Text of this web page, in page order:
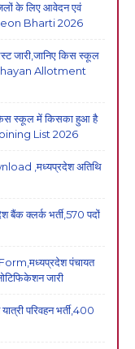
के लिए आवेदन एवं
Bharti 2026
जारी,जानिए किस स्कूल
Allotment
किस स्कूल में किसका हुआ है
List 2026
,मध्यप्रदेश अतिथि
क्लर्क भर्ती,570 पदों
पंचायत
जारी
परिवहन भर्ती,400